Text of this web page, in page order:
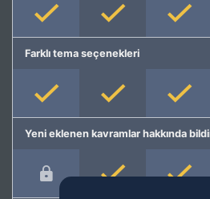
Farklı tema seçenekleri
Yeni eklenen kavramlar hakkında